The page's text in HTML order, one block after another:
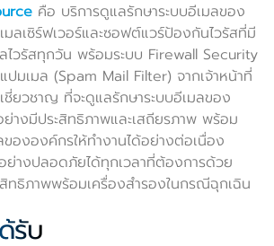
คือ บริการดูแลรักษาระบบอีเมลของ
ลเซิร์ฟเวอร์และซอฟต์แวร์ป้องกันไวรัสที่มี
ไวรัสทุกวัน พร้อมระบบ Firewall Security
ปมเมล (Spam Mail Filter) จากเจ้าหน้าที่
ชี่ยวชาญ ที่จะดูแลรักษาระบบอีเมลของ
างมีประสิทธิภาพและเสถียรภาพ พร้อม
ขององค์กรให้ทำงานได้อย่างต่อเนื่อง
ย่างปลอดภัยได้ทุกเวลาที่ต้องการด้วย
สิทธิภาพพร้อมเครื่องสำรองในกรณีฉุกเฉิน
รับ